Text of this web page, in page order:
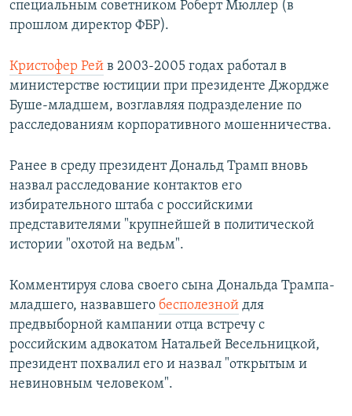
специальным советником Роберт Мюллер (в
прошлом директор ФБР).
Кристофер Рей в 2003-2005 годах работал в
министерстве юстиции при президенте Джордже
Буше-младшем, возглавляя подразделение по
расследованиям корпоративного мошенничества.
Ранее в среду президент Дональд Трамп вновь
назвал расследование контактов его
избирательного штаба с российскими
представителями "крупнейшей в политической
истории "охотой на ведьм".
Комментируя слова своего сына Дональда Трампа-
младшего, назвавшего бесполезной для
предвыборной кампании отца встречу с
российским адвокатом Натальей Весельницкой,
президент похвалил его и назвал "открытым и
невиновным человеком".